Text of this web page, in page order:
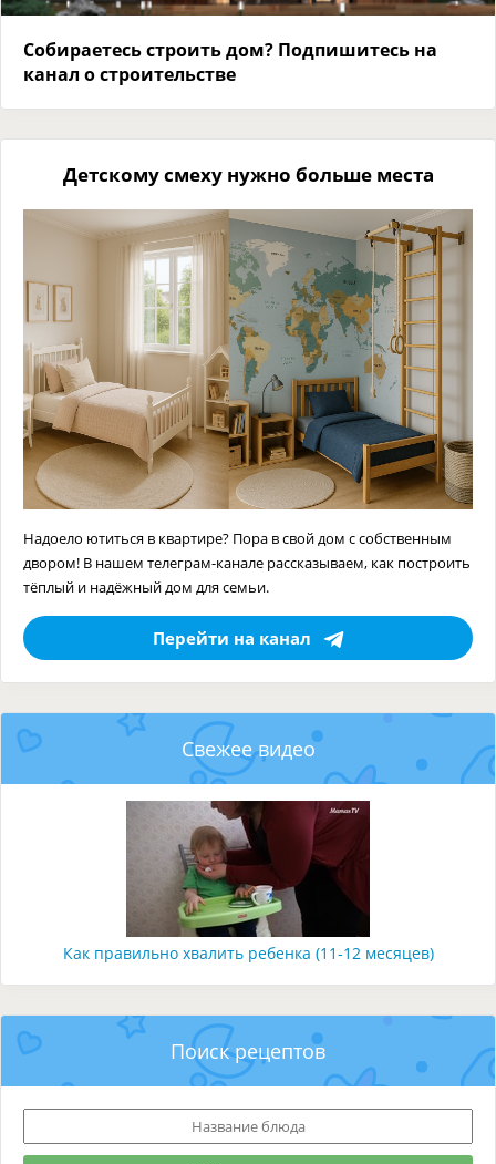
Собираетесь строить дом? Подпишитесь на
канал о строительстве
Детскому смеху нужно больше места
Надоело ютиться в квартире? Пора в свой дом с собственным
двором! В нашем телеграм-канале рассказываем, как построить
тёплый и надёжный дом для семьи.
Перейти на канал
Свежее видео
Как правильно хвалить ребенка (11-12 месяцев)
Поиск рецептов